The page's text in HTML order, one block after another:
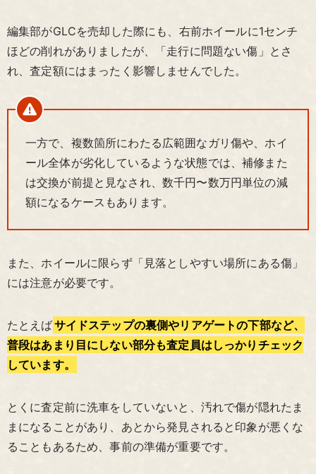
編集部がGLCを売却した際にも、右前ホイールに1センチ
ほどの削れがありましたが、「走行に問題ない傷」とさ
れ、査定額にはまったく影響しませんでした。
一方で、複数箇所にわたる広範囲なガリ傷や、ホイ
ール全体が劣化しているような状態では、補修また
は交換が前提と見なされ、数千円〜数万円単位の減
額になるケースもあります。
また、ホイールに限らず「見落としやすい場所にある傷」
には注意が必要です。
たとえばサイドステップの裏側やリアゲートの下部など、
普段はあまり目にしない部分も査定員はしっかりチェック
しています。
とくに査定前に洗車をしていないと、汚れで傷が隠れたま
まになることがあり、あとから発見されると印象が悪くな
ることもあるため、事前の準備が重要です。